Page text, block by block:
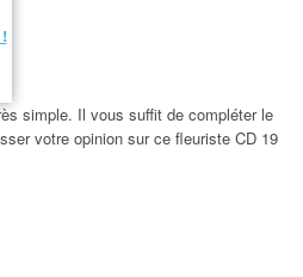
simple. Il vous suffit de compléter le
votre opinion sur ce fleuriste CD 19